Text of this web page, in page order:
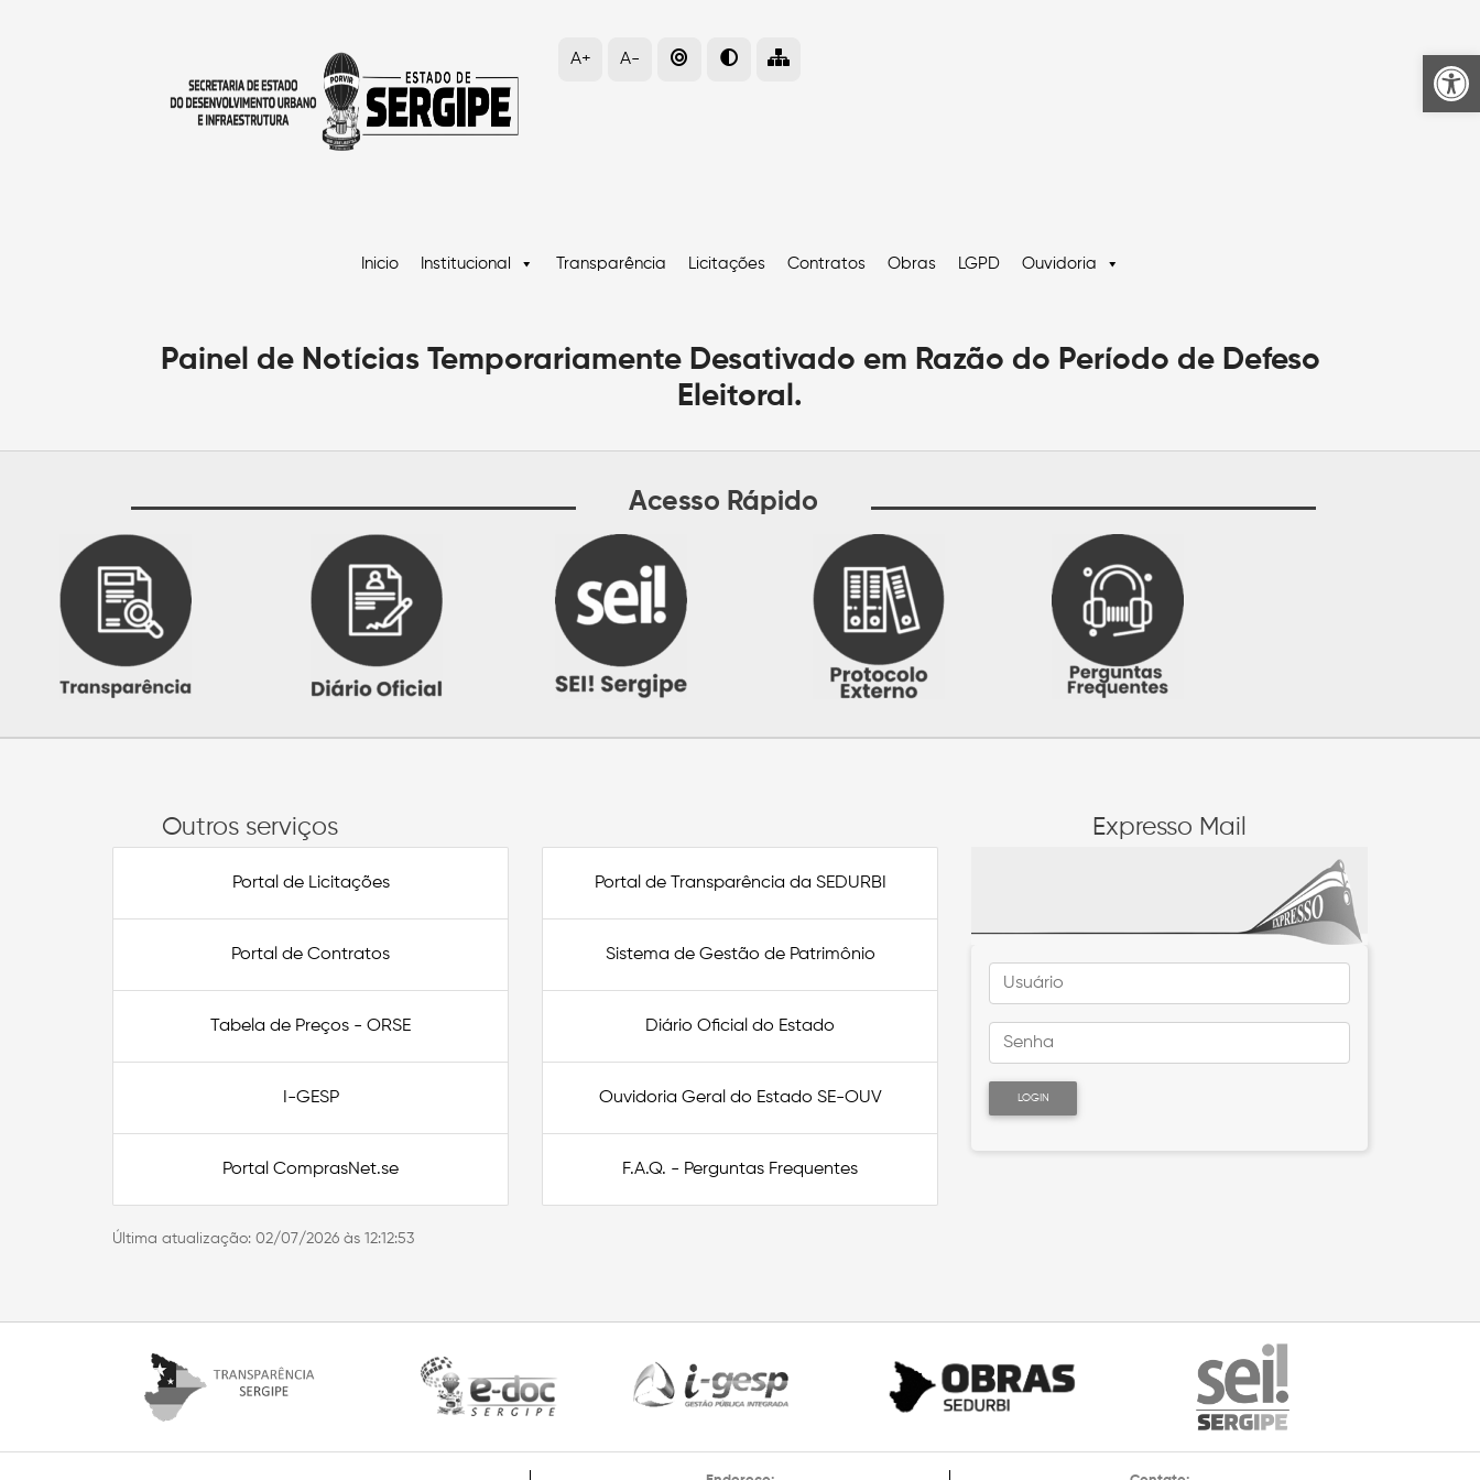
A+ A-
Inicio Institucional Transparência Licitações Contratos Obras LGPD Ouvidoria
Painel de Notícias Temporariamente Desativado em Razão do Período de Defeso
Eleitoral.
Acesso Rápido
Outros serviços
Portal de Licitações
Portal de Contratos
Tabela de Preços - ORSE
I-GESP
Portal ComprasNet.se
Portal de Transparência da SEDURBI
Sistema de Gestão de Patrimônio
Diário Oficial do Estado
Ouvidoria Geral do Estado SE-OUV
F.A.Q. - Perguntas Frequentes
Expresso Mail
LOGIN
Última atualização: 02/07/2026 às 12:12:53